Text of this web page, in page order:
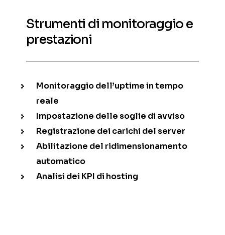
Strumenti di monitoraggio e
prestazioni
Monitoraggio dell’uptime in tempo
reale
Impostazione delle soglie di avviso
Registrazione dei carichi del server
Abilitazione del ridimensionamento
automatico
Analisi dei KPI di hosting